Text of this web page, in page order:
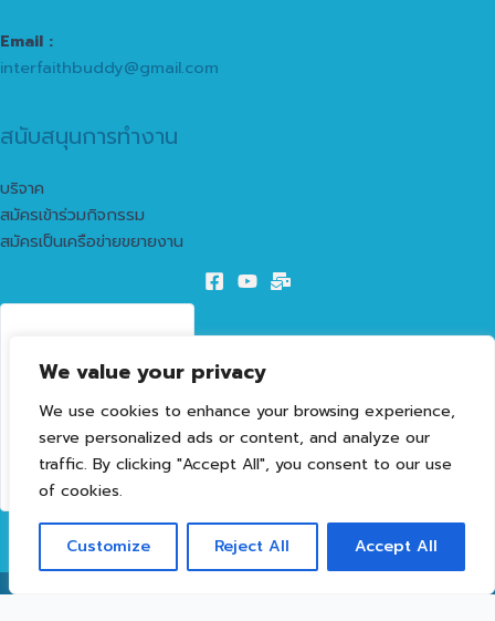
We value your privacy
We use cookies to enhance your browsing experience,
serve personalized ads or content, and analyze our
traffic. By clicking "Accept All", you consent to our use
of cookies.
Customize Reject All Accept All
Email :
interfaithbuddy@gmail.com
สนับสนุนการทำงาน
บริจาค
สมัครเข้าร่วมกิจกรรม
สมัครเป็นเครือข่ายขยายงาน
LIVE VISITORS